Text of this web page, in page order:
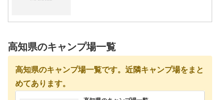
高知県のキャンプ場一覧
高知県のキャンプ場一覧です。近隣キャンプ場をまと
めてあります。